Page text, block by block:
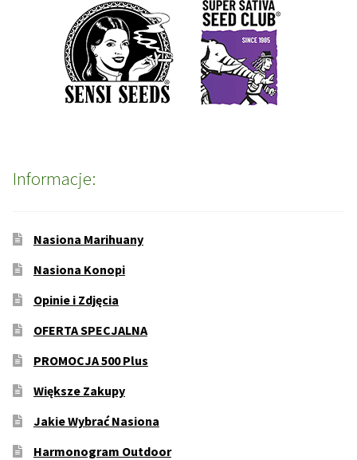
Informacje:
Nasiona Marihuany
Nasiona Konopi
Opinie i Zdjęcia
OFERTA SPECJALNA
PROMOCJA 500 Plus
Większe Zakupy
Jakie Wybrać Nasiona
Harmonogram Outdoor